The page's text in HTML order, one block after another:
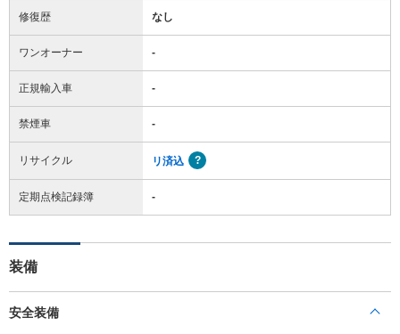
修復歴 なし
ワンオーナー -
正規輸入車 -
禁煙車 -
リサイクル リ済込
定期点検記録簿 -
装備
安全装備